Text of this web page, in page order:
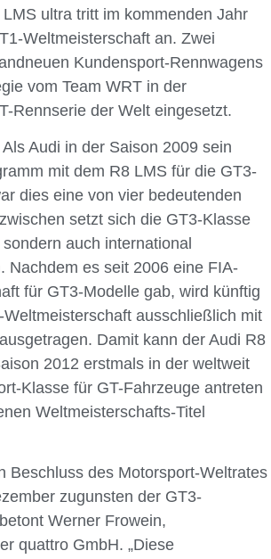
ultra tritt im kommenden Jahr
Weltmeisterschaft an. Zwei
Kundensport-Rennwagens
vom Team WRT in der
Rennserie der Welt eingesetzt.
Audi in der Saison 2009 sein
mit dem R8 LMS für die GT3-
dies eine von vier bedeutenden
setzt sich die GT3-Klasse
auch international
Nachdem es seit 2006 eine FIA-
für GT3-Modelle gab, wird künftig
ausschließlich mit
Damit kann der Audi R8
2012 erstmals in der weltweit
Klasse für GT-Fahrzeuge antreten
Weltmeisterschafts-Titel
Beschluss des Motorsport-Weltrates
zugunsten der GT3-
Werner Frowein,
quattro GmbH. „Diese